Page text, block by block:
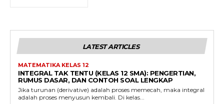
LATEST ARTICLES
MATEMATIKA KELAS 12
INTEGRAL TAK TENTU (KELAS 12 SMA): PENGERTIAN,
RUMUS DASAR, DAN CONTOH SOAL LENGKAP
Jika turunan (derivative) adalah proses memecah, maka integral
adalah proses menyusun kembali. Di kelas...